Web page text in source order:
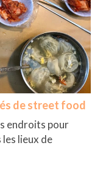
de street food
endroits pour
les lieux de